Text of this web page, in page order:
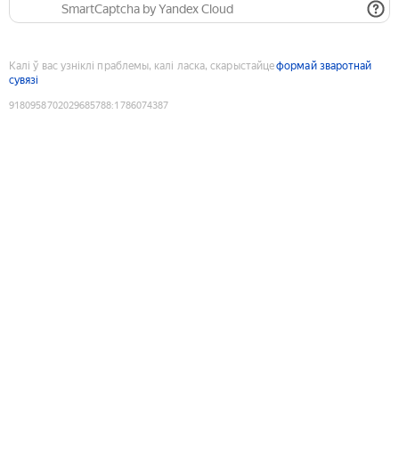
SmartCaptcha by Yandex Cloud
Калі ў вас узніклі праблемы, калі ласка, скарыстайцеформай зваротнай
сувязі
9180958702029685788:1786074387